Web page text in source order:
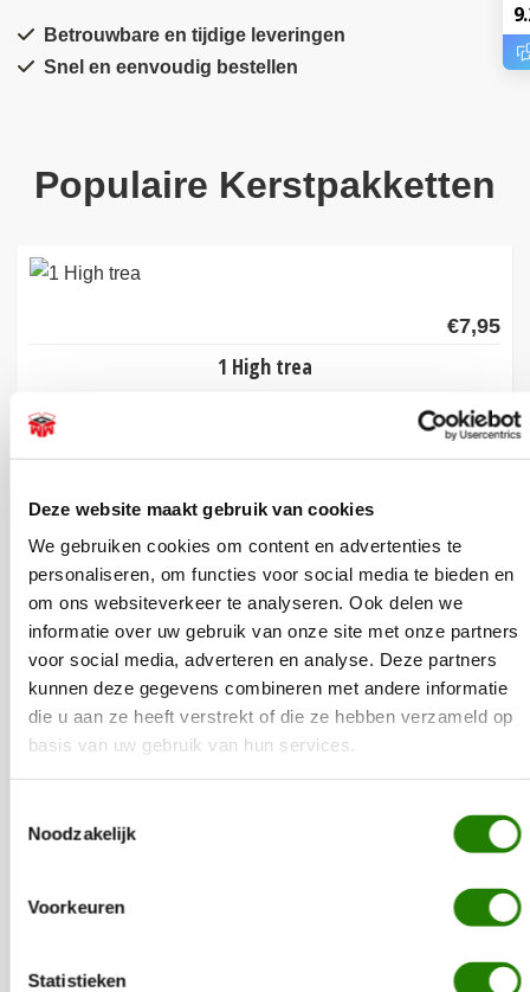
Deze website maakt gebruik van cookies
We gebruiken cookies om content en advertenties te
personaliseren, om functies voor social media te bieden en
om ons websiteverkeer te analyseren. Ook delen we
informatie over uw gebruik van onze site met onze partners
voor social media, adverteren en analyse. Deze partners
kunnen deze gegevens combineren met andere informatie
die u aan ze heeft verstrekt of die ze hebben verzameld op
basis van uw gebruik van hun services.
Noodzakelijk
Voorkeuren
Statistieken
Betrouwbare en tijdige leveringen
Snel en eenvoudig bestellen
Populaire Kerstpakketten
€7,95
1 High trea
MEER INFORMATIE
€ 20,00
10 Alles in huis